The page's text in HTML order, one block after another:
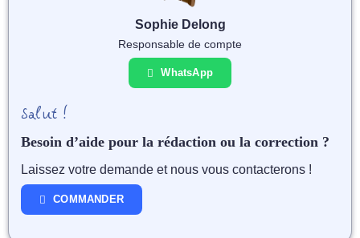
Sophie Delong
Responsable de compte
WhatsApp
Salut !
Besoin d’aide pour la rédaction ou la correction ?
Laissez votre demande et nous vous contacterons !
COMMANDER